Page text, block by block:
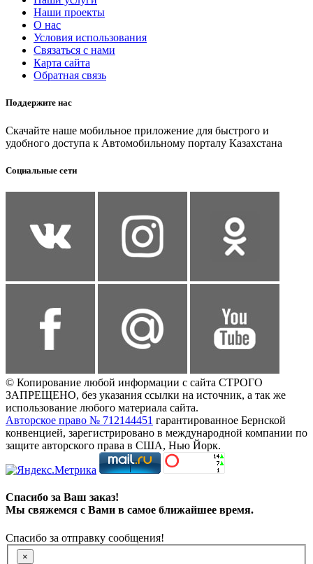
Наши проекты
О нас
Условия использования
Связаться с нами
Карта сайта
Обратная связь
Поддержите нас
Скачайте наше мобильное приложение для быстрого и
удобного доступа к Автомобильному порталу Казахстана
Социальные сети
© Копирование любой информации с сайта СТРОГО
ЗАПРЕЩЕНО, без указания ссылки на источник, а так же
использование любого материала сайта.
Авторское право № 712144451 гарантированное Бернской
конвенцией, зарегистрировано в международной компании по
защите авторского права в США, Нью Йорк.
Спасибо за Ваш заказ!
Мы свяжемся с Вами в самое ближайшее время.
Спасибо за отправку сообщения!
×